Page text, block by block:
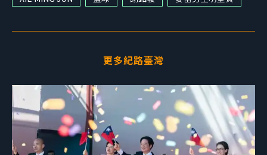
更多紀路臺灣